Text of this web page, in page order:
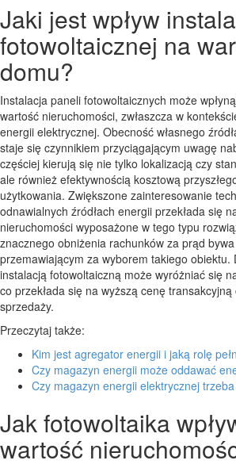
Jaki jest wpływ
fotowoltaicznej na
domu?
Instalacja paneli fotowoltaicznych może
wartość nieruchomości, zwłaszcza w
energii elektrycznej. Obecność własnego
staje się czynnikiem przyciągającym uwagę
częściej kierują się nie tylko lokalizacją czy
ale również efektywnością kosztową
użytkowania. Zwiększone zainteresowanie
odnawialnych źródłach energii przekłada się
nieruchomości wyposażone w tego typu
znacznego obniżenia rachunków za prąd
przemawiającym za wyborem takiego obiektu.
instalacją fotowoltaiczną może wyróżniać się
co przekłada się na wyższą cenę
sprzedaży.
Przeczytaj także:
Kim jest agregator energii i jaką rolę
Czy magazyn energii może oddawać
Czy magazyn energii elektrycznej trzeba
Jak fotowoltaika
wartość